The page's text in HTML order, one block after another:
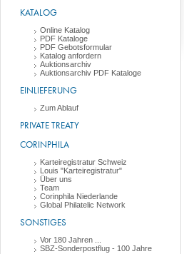
KATALOG
Online Katalog
PDF Kataloge
PDF Gebotsformular
Katalog anfordern
Auktionsarchiv
Auktionsarchiv PDF Kataloge
EINLIEFERUNG
Zum Ablauf
PRIVATE TREATY
CORINPHILA
Karteiregistratur Schweiz
Louis "Karteiregistratur"
Über uns
Team
Corinphila Niederlande
Global Philatelic Network
SONSTIGES
Vor 180 Jahren ...
SBZ-Sonderpostflug - 100 Jahre